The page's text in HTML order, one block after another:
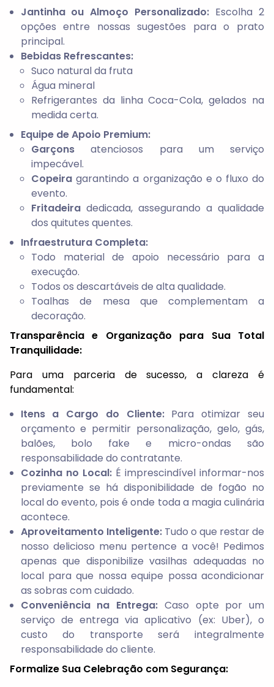
Jantinha ou Almoço Personalizado: Escolha 2
opções entre nossas sugestões para o prato
principal.
Bebidas Refrescantes:
Suco natural da fruta
Água mineral
Refrigerantes da linha Coca-Cola, gelados na
medida certa.
Equipe de Apoio Premium:
Garçons atenciosos para um serviço
impecável.
Copeira garantindo a organização e o fluxo do
evento.
Fritadeira dedicada, assegurando a qualidade
dos quitutes quentes.
Infraestrutura Completa:
Todo material de apoio necessário para a
execução.
Todos os descartáveis de alta qualidade.
Toalhas de mesa que complementam a
decoração.
Transparência e Organização para Sua Total
Tranquilidade:
Para uma parceria de sucesso, a clareza é
fundamental:
Itens a Cargo do Cliente:Para otimizar seu
orçamento e permitir personalização, gelo, gás,
balões, bolo fake e micro-ondas são
responsabilidade do contratante.
Cozinha no Local:É imprescindível informar-nos
previamente se há disponibilidade de fogão no
local do evento, pois é onde toda a magia culinária
acontece.
Aproveitamento Inteligente:Tudo o que restar de
nosso delicioso menu pertence a você! Pedimos
apenas que disponibilize vasilhas adequadas no
local para que nossa equipe possa acondicionar
as sobras com cuidado.
Conveniência na Entrega: Caso opte por um
serviço de entrega via aplicativo (ex: Uber), o
custo do transporte será integralmente
responsabilidade do cliente.
Formalize Sua Celebração com Segurança: